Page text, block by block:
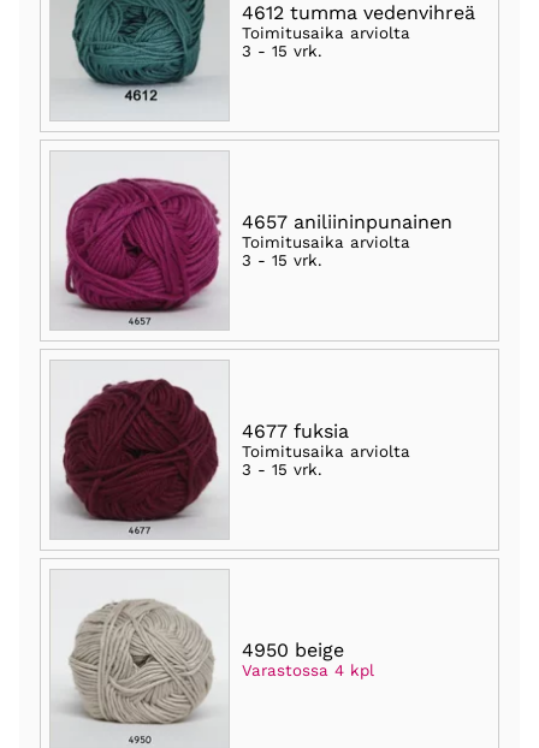
4612 tumma vedenvihreä
Toimitusaika arviolta
3 - 15 vrk.
4657 aniliininpunainen
Toimitusaika arviolta
3 - 15 vrk.
4677 fuksia
Toimitusaika arviolta
3 - 15 vrk.
4950 beige
Varastossa 4 kpl